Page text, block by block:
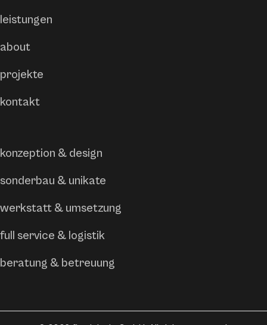
leistungen
about
projekte
kontakt
konzeption & design
sonderbau & unikate
werkstatt & umsetzung
full service & logistik
beratung & betreuung